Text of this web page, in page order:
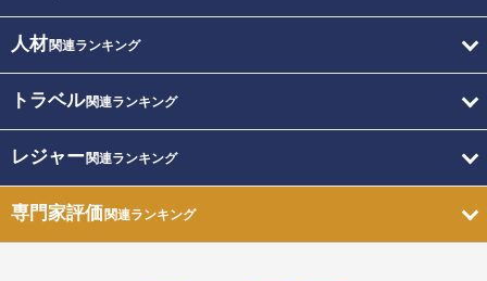
人材関連ランキング
トラベル関連ランキング
レジャー関連ランキング
専門家評価関連ランキング